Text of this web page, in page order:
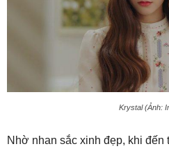
Krystal (Ảnh:
Nhờ nhan sắc xinh đẹp, khi